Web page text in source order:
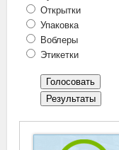
Открытки
Упаковка
Воблеры
Этикетки